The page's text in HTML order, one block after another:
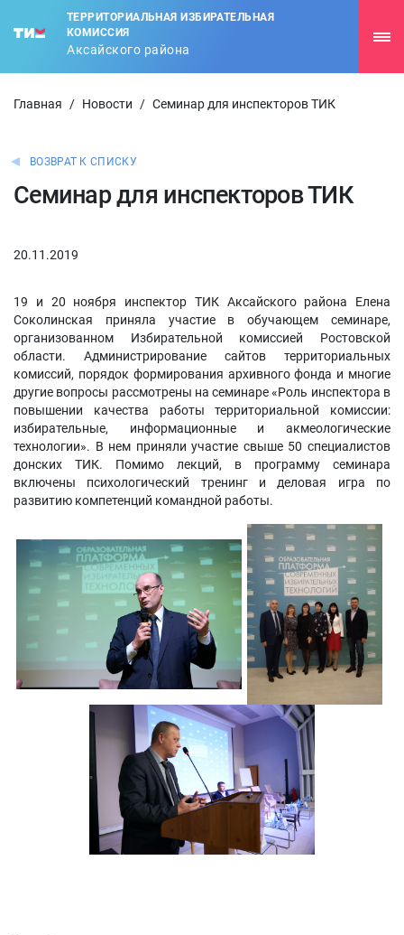
ТЕРРИТОРИАЛЬНАЯ ИЗБИРАТЕЛЬНАЯ
КОМИССИЯ
Аксайского района
Главная / Новости / Семинар для инспекторов ТИК
ВОЗВРАТ К СПИСКУ
Семинар для инспекторов ТИК
20.11.2019
19 и 20 ноября инспектор ТИК Аксайского района Елена
Соколинская приняла участие в обучающем семинаре,
организованном Избирательной комиссией Ростовской
области. Администрирование сайтов территориальных
комиссий, порядок формирования архивного фонда и многие
другие вопросы рассмотрены на семинаре «Роль инспектора в
повышении качества работы территориальной комиссии:
избирательные, информационные и акмеологические
технологии». В нем приняли участие свыше 50 специалистов
донских ТИК. Помимо лекций, в программу семинара
включены психологический тренинг и деловая игра по
развитию компетенций командной работы.